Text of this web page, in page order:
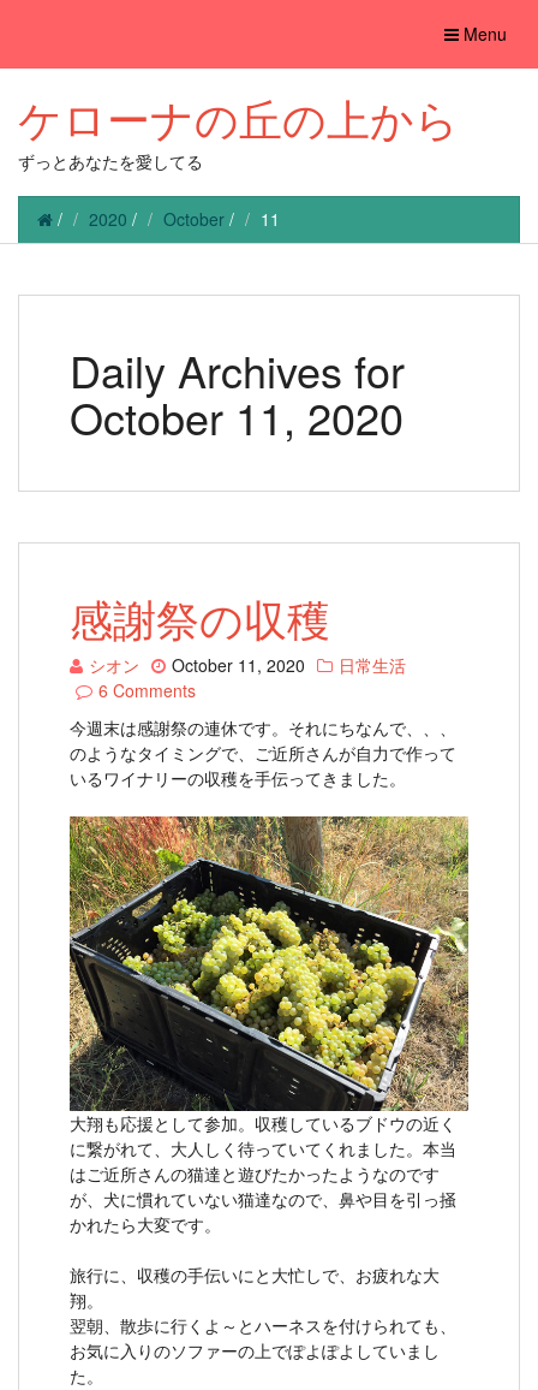
Toggle
Menu
ケローナの丘の上から
ずっとあなたを愛してる
/ 2020 / October / 11
Daily Archives for
October 11, 2020
感謝祭の収穫
シオン October 11, 2020
日常生活
6 Comments
今週末は感謝祭の連休です。それにちなんで、、、
のようなタイミングで、ご近所さんが自力で作って
いるワイナリーの収穫を手伝ってきました。
大翔も応援として参加。収穫しているブドウの近く
に繋がれて、大人しく待っていてくれました。本当
はご近所さんの猫達と遊びたかったようなのです
が、犬に慣れていない猫達なので、鼻や目を引っ掻
かれたら大変です。
旅行に、収穫の手伝いにと大忙しで、お疲れな大
翔。
翌朝、散歩に行くよ～とハーネスを付けられても、
お気に入りのソファーの上でぽよぽよしていまし
た。